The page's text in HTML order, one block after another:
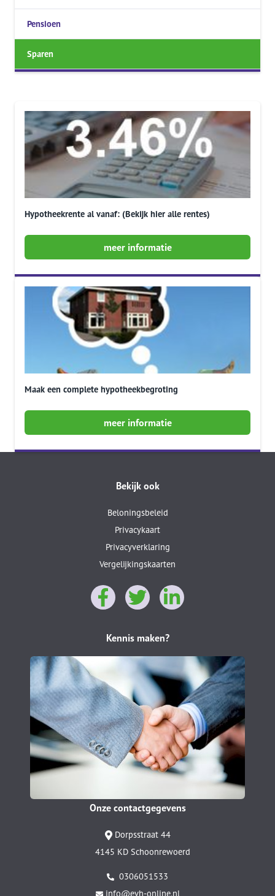
Pensioen
Sparen
Hypotheekrente al vanaf: (Bekijk hier alle rentes)
meer informatie
Maak een complete hypotheekbegroting
meer informatie
Bekijk ook
Beloningsbeleid
Privacykaart
Privacyverklaring
Vergelijkingskaarten
Kennis maken?
Onze contactgegevens
Dorpsstraat 44
4145 KD Schoonrewoerd
0306051533
info@evh-online.nl